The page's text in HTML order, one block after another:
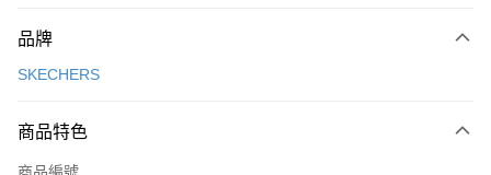
台灣樂天信用卡公司
【關於「AFTEE先享後付」】
便利好安心！
３．安心：先確認商品／服務後，再付款。
運送方式
每筆NT$100，滿NT$1,500(含以上)免運費
品牌
SKECHERS
商品特色
商品編號